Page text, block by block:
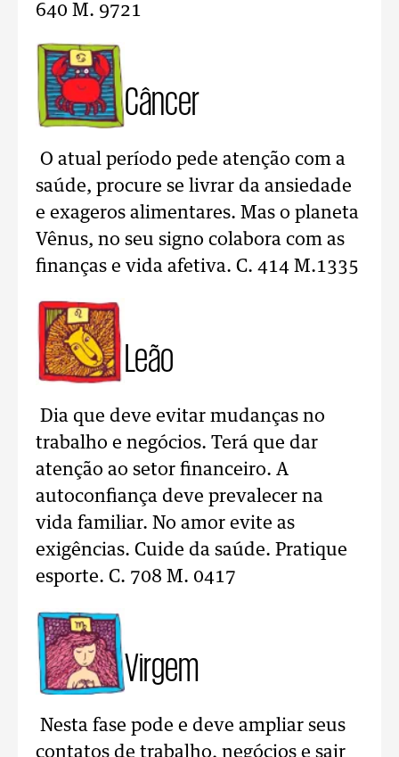
640 M. 9721
Câncer
O atual período pede atenção com a
saúde, procure se livrar da ansiedade
e exageros alimentares. Mas o planeta
Vênus, no seu signo colabora com as
finanças e vida afetiva. C. 414 M.1335
Leão
Dia que deve evitar mudanças no
trabalho e negócios. Terá que dar
atenção ao setor financeiro. A
autoconfiança deve prevalecer na
vida familiar. No amor evite as
exigências. Cuide da saúde. Pratique
esporte. C. 708 M. 0417
Virgem
Nesta fase pode e deve ampliar seus
contatos de trabalho, negócios e sair